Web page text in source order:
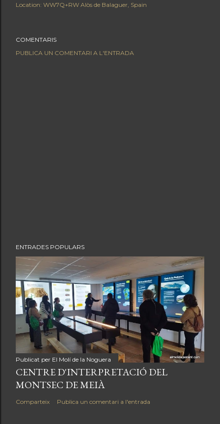
Location: WW7Q+RW Alòs de Balaguer, Spain
COMENTARIS
PUBLICA UN COMENTARI A L'ENTRADA
ENTRADES POPULARS
Publicat per El Molí de la Noguera
CENTRE D'INTERPRETACIÓ DEL
MONTSEC DE MEIÀ
Comparteix Publica un comentari a l'entrada